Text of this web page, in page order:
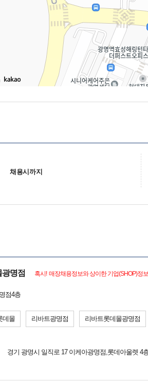
채용시까지
명점 혹시! 매장채용정보와 상이한 기업(SHOP)정
점4층
데몰 리바트광명점 리바트롯데몰광명점
경기 광명시 일직로 17 이케아광명점,롯데아울렛 4